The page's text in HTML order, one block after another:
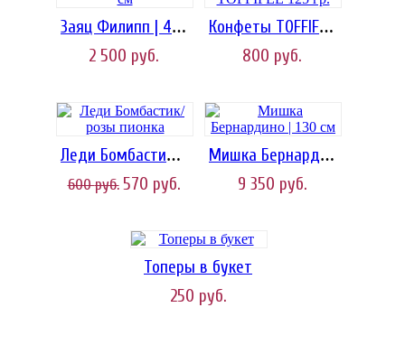
Заяц Филипп | 40 см
2 500 руб.
Конфеты TOFFIFEE 125 гр.
800 руб.
Леди Бомбастик/розы пионка
600руб. 570 руб.
Мишка Бернардино | 130 см
9 350 руб.
Топеры в букет
250 руб.